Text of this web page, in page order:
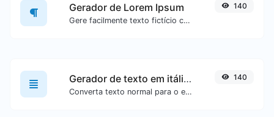
Gerador de Lorem Ipsum
Gere facilmente texto fictício com o gerador Lorem Ipsum.
140
Gerador de texto em itálico (cursivo)
Converta texto normal para o estilo de fonte cursiva.
140